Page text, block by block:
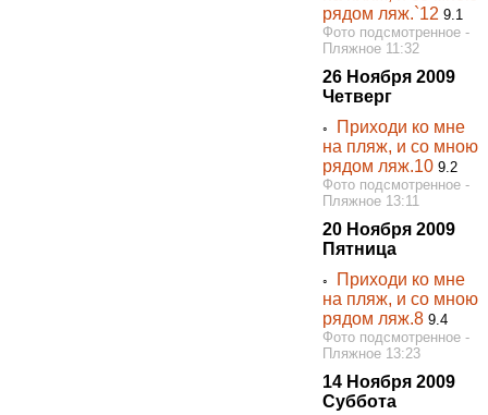
рядом ляж.`12 9.1
Фото подсмотренное -
Пляжное 11:32
26 Ноября 2009
Четверг
◦
Приходи ко мне
на пляж, и со мною
рядом ляж.10 9.2
Фото подсмотренное -
Пляжное 13:11
20 Ноября 2009
Пятница
◦
Приходи ко мне
на пляж, и со мною
рядом ляж.8 9.4
Фото подсмотренное -
Пляжное 13:23
14 Ноября 2009
Суббота